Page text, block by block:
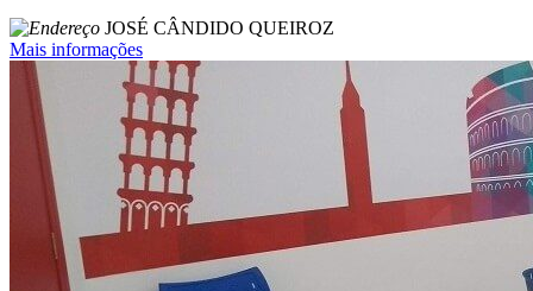
JOSÉ CÂNDIDO QUEIROZ
Mais informações